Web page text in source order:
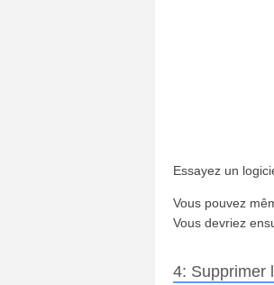
Essayez un
Vous pouvez
Vous devriez
4: Supprimer